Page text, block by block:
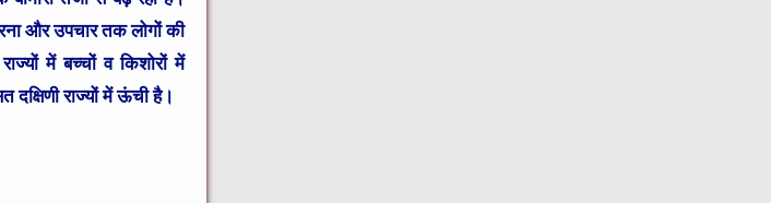
और उपचार तक लोगों की
में बच्चों व किशोरों में
राज्यों में ऊंची है।